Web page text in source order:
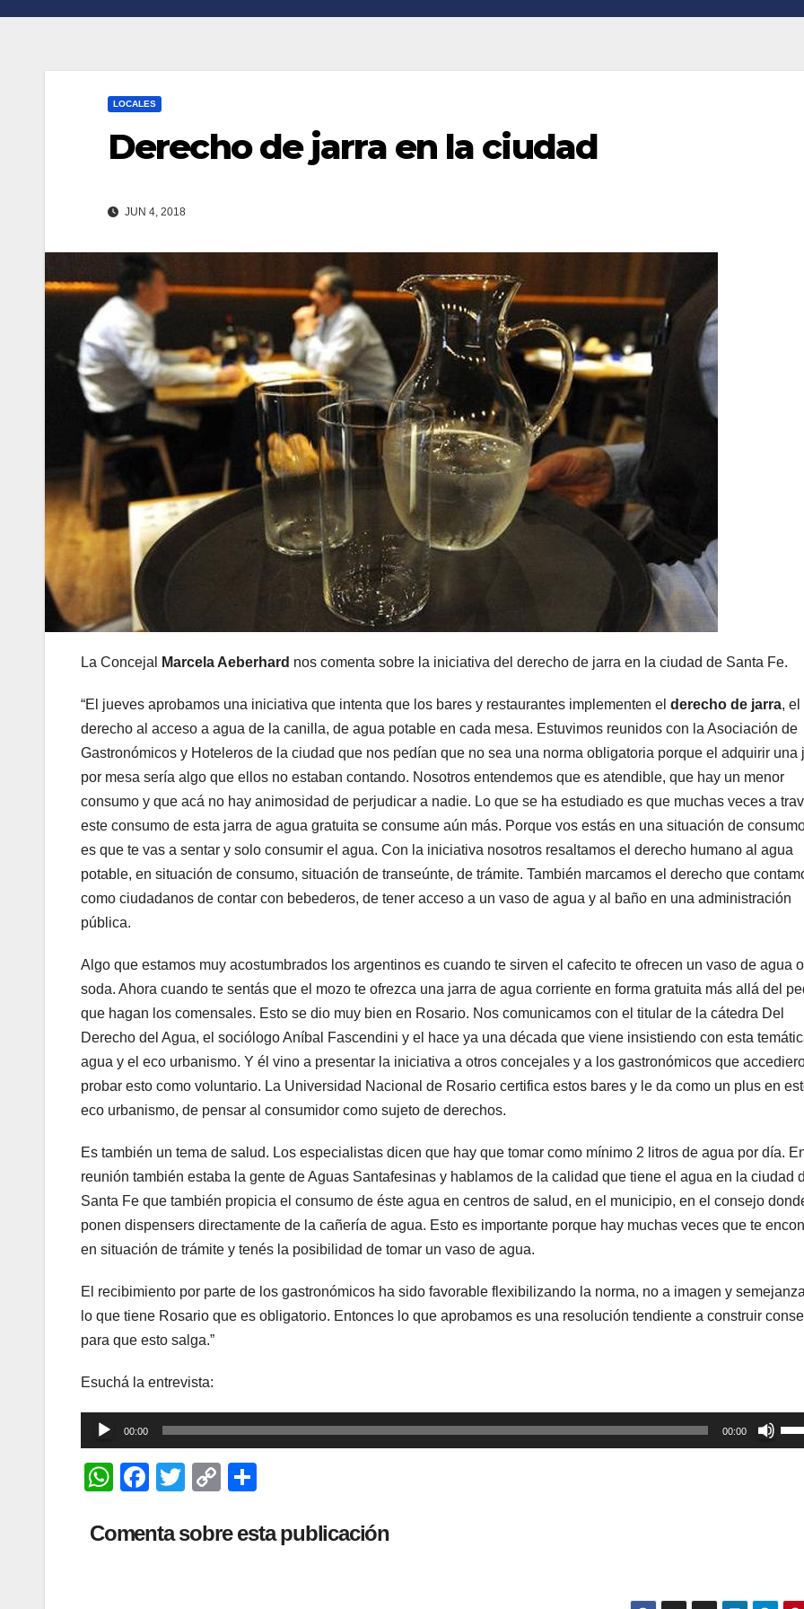
LOCALES
Derecho de jarra en la ciudad
JUN 4, 2018
La Concejal Marcela Aeberhard nos comenta sobre la iniciativa del derecho de jarra en la ciudad de Santa Fe.
“El jueves aprobamos una iniciativa que intenta que los bares y restaurantes implementen el derecho de jarra, el
derecho al acceso a agua de la canilla, de agua potable en cada mesa. Estuvimos reunidos con la Asociación de
Gastronómicos y Hoteleros de la ciudad que nos pedían que no sea una norma obligatoria porque el adquirir una
por mesa sería algo que ellos no estaban contando. Nosotros entendemos que es atendible, que hay un menor
consumo y que acá no hay animosidad de perjudicar a nadie. Lo que se ha estudiado es que muchas veces a
este consumo de esta jarra de agua gratuita se consume aún más. Porque vos estás en una situación de
es que te vas a sentar y solo consumir el agua. Con la iniciativa nosotros resaltamos el derecho humano al agua
potable, en situación de consumo, situación de transeúnte, de trámite. También marcamos el derecho que
como ciudadanos de contar con bebederos, de tener acceso a un vaso de agua y al baño en una administración
pública.
Algo que estamos muy acostumbrados los argentinos es cuando te sirven el cafecito te ofrecen un vaso de agua o
soda. Ahora cuando te sentás que el mozo te ofrezca una jarra de agua corriente en forma gratuita más allá del
que hagan los comensales. Esto se dio muy bien en Rosario. Nos comunicamos con el titular de la cátedra Del
Derecho del Agua, el sociólogo Aníbal Fascendini y el hace ya una década que viene insistiendo con esta
agua y el eco urbanismo. Y él vino a presentar la iniciativa a otros concejales y a los gastronómicos que
probar esto como voluntario. La Universidad Nacional de Rosario certifica estos bares y le da como un plus en
eco urbanismo, de pensar al consumidor como sujeto de derechos.
Es también un tema de salud. Los especialistas dicen que hay que tomar como mínimo 2 litros de agua por día.
reunión también estaba la gente de Aguas Santafesinas y hablamos de la calidad que tiene el agua en la ciudad
Santa Fe que también propicia el consumo de éste agua en centros de salud, en el municipio, en el consejo
ponen dispensers directamente de la cañería de agua. Esto es importante porque hay muchas veces que te
en situación de trámite y tenés la posibilidad de tomar un vaso de agua.
El recibimiento por parte de los gastronómicos ha sido favorable flexibilizando la norma, no a imagen y
lo que tiene Rosario que es obligatorio. Entonces lo que aprobamos es una resolución tendiente a construir
para que esto salga.”
Esuchá la entrevista:
Reproductor
de
audio
00:00 00:00
las
W
at
F
c
T
tt
C
p
m
Comenta sobre esta publicación
n